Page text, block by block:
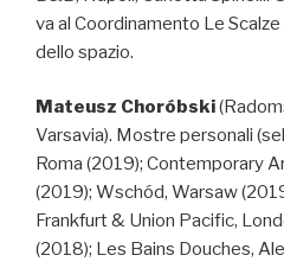
va al Coordinamento Le
dello spazio.
Mateusz Choróbski
Varsavia). Mostre personali
Roma (2019); Contemporary
(2019); Wschód, Warsaw
Frankfurt & Union Pacific,
(2018); Les Bains Douches,